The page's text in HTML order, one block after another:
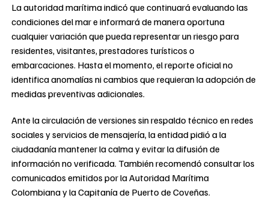
La autoridad marítima indicó que continuará evaluando las
condiciones del mar e informará de manera oportuna
cualquier variación que pueda representar un riesgo para
residentes, visitantes, prestadores turísticos o
embarcaciones. Hasta el momento, el reporte oficial no
identifica anomalías ni cambios que requieran la adopción de
medidas preventivas adicionales.
Ante la circulación de versiones sin respaldo técnico en redes
sociales y servicios de mensajería, la entidad pidió a la
ciudadanía mantener la calma y evitar la difusión de
información no verificada. También recomendó consultar los
comunicados emitidos por la Autoridad Marítima
Colombiana y la Capitanía de Puerto de Coveñas.